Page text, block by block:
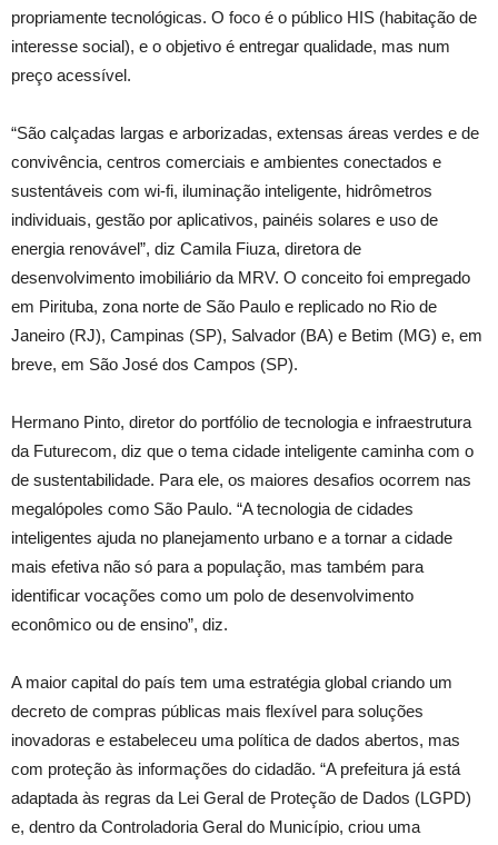
propriamente tecnológicas. O foco é o público HIS (habitação de
interesse social), e o objetivo é entregar qualidade, mas num
preço acessível.
“São calçadas largas e arborizadas, extensas áreas verdes e de
convivência, centros comerciais e ambientes conectados e
sustentáveis com wi-fi, iluminação inteligente, hidrômetros
individuais, gestão por aplicativos, painéis solares e uso de
energia renovável”, diz Camila Fiuza, diretora de
desenvolvimento imobiliário da MRV. O conceito foi empregado
em Pirituba, zona norte de São Paulo e replicado no Rio de
Janeiro (RJ), Campinas (SP), Salvador (BA) e Betim (MG) e, em
breve, em São José dos Campos (SP).
Hermano Pinto, diretor do portfólio de tecnologia e infraestrutura
da Futurecom, diz que o tema cidade inteligente caminha com o
de sustentabilidade. Para ele, os maiores desafios ocorrem nas
megalópoles como São Paulo. “A tecnologia de cidades
inteligentes ajuda no planejamento urbano e a tornar a cidade
mais efetiva não só para a população, mas também para
identificar vocações como um polo de desenvolvimento
econômico ou de ensino”, diz.
A maior capital do país tem uma estratégia global criando um
decreto de compras públicas mais flexível para soluções
inovadoras e estabeleceu uma política de dados abertos, mas
com proteção às informações do cidadão. “A prefeitura já está
adaptada às regras da Lei Geral de Proteção de Dados (LGPD)
e, dentro da Controladoria Geral do Município, criou uma